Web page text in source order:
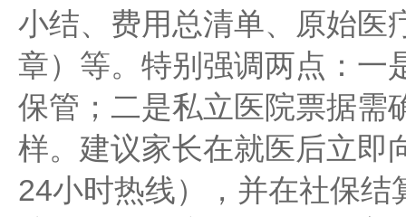
小结、费用总清单、原始医
章）等。特别强调两点：一
保管；二是私立医院票据需
样。建议家长在就医后立即
24小时热线），并在社保